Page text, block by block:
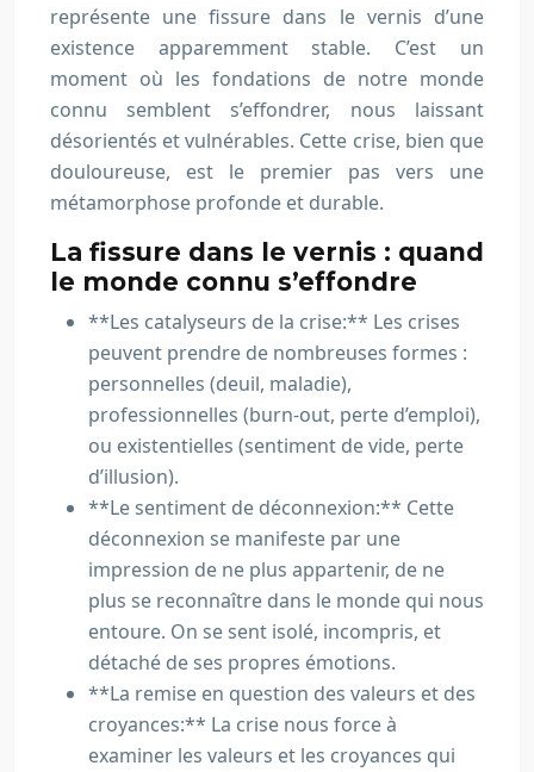
représente une fissure dans le vernis d’une
existence apparemment stable. C’est un
moment où les fondations de notre monde
connu semblent s’effondrer, nous laissant
désorientés et vulnérables. Cette crise, bien que
douloureuse, est le premier pas vers une
métamorphose profonde et durable.
La fissure dans le vernis : quand
le monde connu s’effondre
**Les catalyseurs de la crise:** Les crises
peuvent prendre de nombreuses formes :
personnelles (deuil, maladie),
professionnelles (burn-out, perte d’emploi),
ou existentielles (sentiment de vide, perte
d’illusion).
**Le sentiment de déconnexion:** Cette
déconnexion se manifeste par une
impression de ne plus appartenir, de ne
plus se reconnaître dans le monde qui nous
entoure. On se sent isolé, incompris, et
détaché de ses propres émotions.
**La remise en question des valeurs et des
croyances:** La crise nous force à
examiner les valeurs et les croyances qui